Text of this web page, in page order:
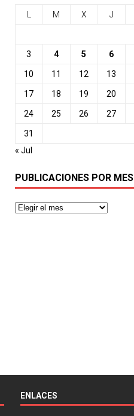
M X J
3 4 5 6
10 11 12 13
17 18 19 20
24 25 26 27
31
« Jul
PUBLICACIONES POR MES
ENLACES